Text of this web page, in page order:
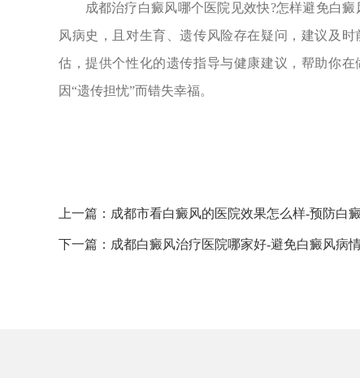
成都治疗白癜风哪个医院见效快?怎样避免白癜
风病史，且对生育、遗传风险存在疑问，建议及
估，提供个性化的遗传指导与健康建议，帮助你
因“遗传担忧”而错失幸福。
上一篇： 成都市看白癜风的医院效果怎么样-预防白
下一篇： 成都白癜风治疗医院哪家好-避免白癜风病